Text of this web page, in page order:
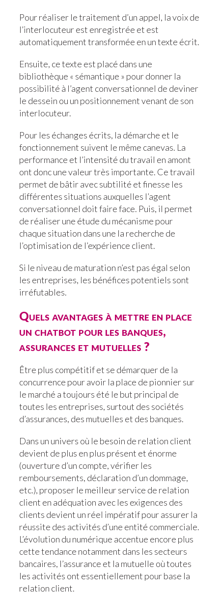
Pour réaliser le traitement d’un appel, la voix de
l’interlocuteur est enregistrée et est
automatiquement transformée en un texte écrit.
Ensuite, ce texte est placé dans une
bibliothèque « sémantique » pour donner la
possibilité à l’agent conversationnel de deviner
le dessein ou un positionnement venant de son
interlocuteur.
Pour les échanges écrits, la démarche et le
fonctionnement suivent le même canevas. La
performance et l’intensité du travail en amont
ont donc une valeur très importante. Ce travail
permet de bâtir avec subtilité et finesse les
différentes situations auxquelles l’agent
conversationnel doit faire face. Puis, il permet
de réaliser une étude du mécanisme pour
chaque situation dans une la recherche de
l’optimisation de l’expérience client.
Si le niveau de maturation n’est pas égal selon
les entreprises, les bénéfices potentiels sont
irréfutables.
Quels avantages à mettre en place
un chatbot pour les banques,
assurances et mutuelles ?
Être plus compétitif et se démarquer de la
concurrence pour avoir la place de pionnier sur
le marché a toujours été le but principal de
toutes les entreprises, surtout des sociétés
d’assurances, des mutuelles et des banques.
Dans un univers où le besoin de relation client
devient de plus en plus présent et énorme
(ouverture d’un compte, vérifier les
remboursements, déclaration d’un dommage,
etc.), proposer le meilleur service de relation
client en adéquation avec les exigences des
clients devient un réel impératif pour assurer la
réussite des activités d’une entité commerciale.
L’évolution du numérique accentue encore plus
cette tendance notamment dans les secteurs
bancaires, l’assurance et la mutuelle où toutes
les activités ont essentiellement pour base la
relation client.